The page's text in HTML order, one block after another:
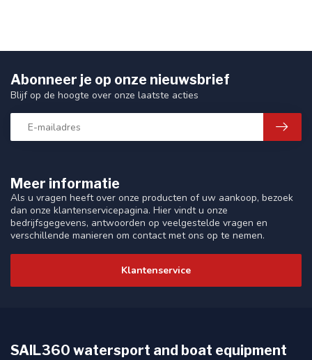
Meer informatie
Als u vragen heeft over onze producten of uw aankoop, bezoek
dan onze klantenservicepagina. Hier vindt u onze
bedrijfsgegevens, antwoorden op veelgestelde vragen en
verschillende manieren om contact met ons op te nemen.
Klantenservice
Abonneer je op onze nieuwsbrief
Blijf op de hoogte over onze laatste acties
SAIL360 watersport and boat equipment